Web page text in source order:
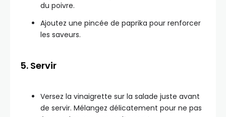
du poivre.
Ajoutez une pincée de paprika pour renforcer
les saveurs.
5. Servir
Versez la vinaigrette sur la salade juste avant
de servir. Mélangez délicatement pour ne pas